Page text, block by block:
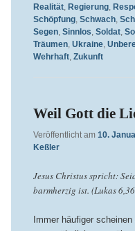
Realität, Regierung,
Schöpfung, Schwach,
Segen, Sinnlos, Soldat,
Träumen, Ukraine,
Wehrhaft, Zukunft
Weil Gott die
Veröffentlicht am 10.
Keßler
Jesus Christus spricht:
barmherzig ist. (Lukas
Immer häufiger